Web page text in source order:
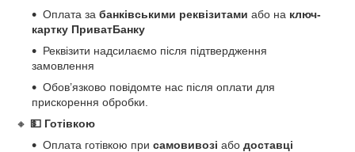
Оплата за банківськими реквізитами або на ключ-
картку ПриватБанку
Реквізити надсилаємо після підтвердження
замовлення
Обов’язково повідомте нас після оплати для
прискорення обробки.
🔸 💵 Готівкою
Оплата готівкою при самовивозі або доставці